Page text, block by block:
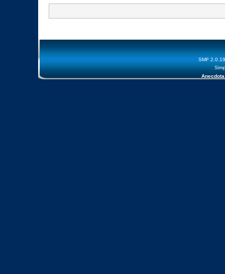
SMF 2.0.19
Anecdota